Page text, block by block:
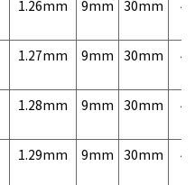
1.26mm 9mm 30mm
1.27mm 9mm 30mm
1.28mm 9mm 30mm
1.29mm 9mm 30mm